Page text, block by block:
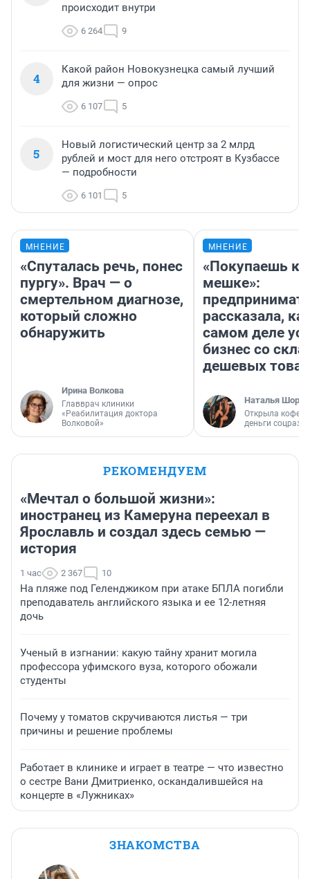
происходит внутри
6 264 9
4
Какой район Новокузнецка самый лучший
для жизни — опрос
6 107 5
5
Новый логистический центр за 2 млрд
рублей и мост для него отстроят в Кузбассе
— подробности
6 101 5
МНЕНИЕ
«Спуталась речь, понес
пургу». Врач — о
смертельном диагнозе,
который сложно
обнаружить
Ирина Волкова
Главврач клиники
«Реабилитация доктора
Волковой»
МНЕНИЕ
«Покупаешь
мешке»:
рассказала,
самом деле
бизнес со
дешевых
Наталья
Открыла
деньги
РЕКОМЕНДУЕМ
«Мечтал о большой жизни»:
иностранец из Камеруна переехал в
Ярославль и создал здесь семью —
история
1 час 2 367 10
На пляже под Геленджиком при атаке БПЛА погибли
преподаватель английского языка и ее 12-летняя
дочь
Ученый в изгнании: какую тайну хранит могила
профессора уфимского вуза, которого обожали
студенты
Почему у томатов скручиваются листья — три
причины и решение проблемы
Работает в клинике и играет в театре — что известно
о сестре Вани Дмитриенко, оскандалившейся на
концерте в «Лужниках»
ЗНАКОМСТВА